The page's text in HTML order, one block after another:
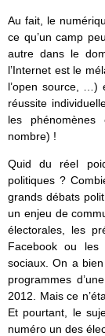
Au fait, le
ce qu’un camp
autre dans le
l’Internet est le
l’open source, …)
réussite
les phénomènes
nombre) !
Quid du réel
politiques ?
grands débats
un enjeu de
électorales, les
Facebook ou les
sociaux. On a
programmes
2012. Mais ce
Et pourtant, le
numéro un des